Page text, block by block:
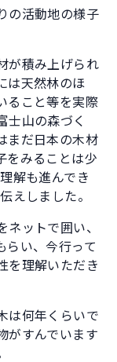
の活動地の様子
が積み上げられ
は天然林のほ
ること等を実際
士山の森づく
まだ日本の木材
をみることは少
解も進んでき
えしました。
ットで囲い、
らい、今行って
を理解いただき
は何年くらいで
がすんでいます